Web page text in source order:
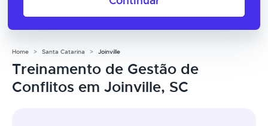
Home Santa Catarina Joinville
Treinamento de Gestão de
Conflitos em Joinville, SC